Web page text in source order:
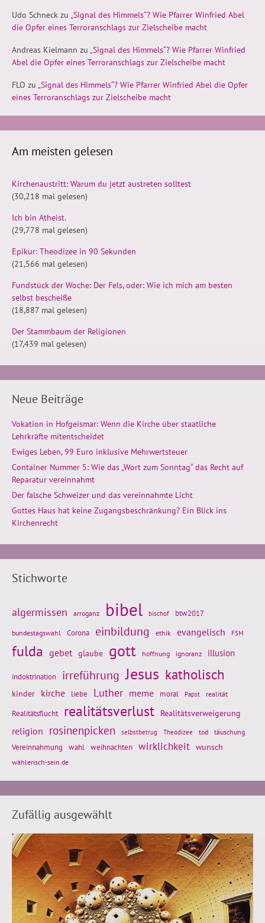
Udo Schneck zu „Signal des Himmels“? Wie Pfarrer Winfried Abel
die Opfer eines Terroranschlags zur Zielscheibe macht
Andreas Kielmann zu „Signal des Himmels“? Wie Pfarrer Winfried
Abel die Opfer eines Terroranschlags zur Zielscheibe macht
FLO zu „Signal des Himmels“? Wie Pfarrer Winfried Abel die Opfer
eines Terroranschlags zur Zielscheibe macht
Am meisten gelesen
Kirchenaustritt: Warum du jetzt austreten solltest
(30,218 mal gelesen)
Ich bin Atheist.
(29,778 mal gelesen)
Epikur: Theodizee in 90 Sekunden
(21,566 mal gelesen)
Fundstück der Woche: Der Fels, oder: Wie ich mich am besten
selbst bescheiße
(18,887 mal gelesen)
Der Stammbaum der Religionen
(17,439 mal gelesen)
Neue Beiträge
Vokation in Hofgeismar: Wenn die Kirche über staatliche
Lehrkräfte mitentscheidet
Ewiges Leben, 99 Euro inklusive Mehrwertsteuer
Container Nummer 5: Wie das „Wort zum Sonntag“ das Recht auf
Reparatur vereinnahmt
Der falsche Schweizer und das vereinnahmte Licht
Gottes Haus hat keine Zugangsbeschränkung? Ein Blick ins
Kirchenrecht
Stichworte
algermissen arroganz bibel bischof btw2017
bundestagswahl Corona einbildung ethik evangelisch FSM
fulda gebet glaube gott hoffnung ignoranz illusion
indoktrination irreführung Jesus katholisch
kinder kirche liebe Luther meme moral Papst realität
Realitätsflucht realitätsverlust Realitätsverweigerung
religion rosinenpicken selbstbetrug Theodizee tod täuschung
Vereinnahmung wahl weihnachten wirklichkeit wunsch
wählerisch-sein.de
Zufällig ausgewählt